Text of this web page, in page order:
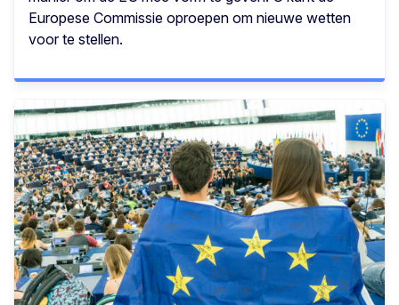
Europese Commissie oproepen om nieuwe wetten
voor te stellen.